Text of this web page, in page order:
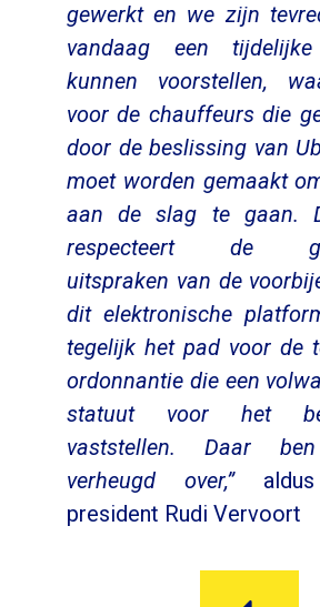
gewerkt en we zijn
vandaag een
kunnen voorstellen,
voor de chauffeurs die
door de beslissing van
moet worden gemaakt
aan de slag te gaan.
respecteert de
uitspraken van de
dit elektronische
tegelijk het pad voor de
ordonnantie die een
statuut voor het
vaststellen. Daar
verheugd over,”aldus
president Rudi Vervoort